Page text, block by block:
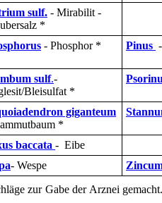
sulf. - Mirabilit -
*
- Phosphor * Pinus
sulf.-
Bleisulfat *
giganteum
*
baccata - Eibe
- Wespe
zur Gabe der Arznei